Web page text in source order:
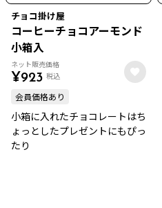
チョコ掛け屋
コーヒーチョコアーモンド
小箱入
ネット販売価格
¥923 税込
会員価格あり
小箱に入れたチョコレートはち
ょっとしたプレゼントにもぴっ
たり